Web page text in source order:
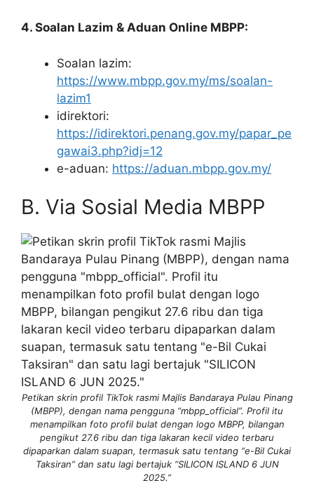
4. Soalan Lazim & Aduan Online MBPP:
Soalan lazim:
https://www.mbpp.gov.my/ms/soalan-
lazim1
idirektori:
https://idirektori.penang.gov.my/papar_pe
gawai3.php?idj=12
e-aduan: https://aduan.mbpp.gov.my/
B. Via Sosial Media MBPP
Petikan skrin profil TikTok rasmi Majlis Bandaraya Pulau Pinang
(MBPP), dengan nama pengguna “mbpp_official”. Profil itu
menampilkan foto profil bulat dengan logo MBPP, bilangan
pengikut 27.6 ribu dan tiga lakaran kecil video terbaru
dipaparkan dalam suapan, termasuk satu tentang “e-Bil Cukai
Taksiran” dan satu lagi bertajuk “SILICON ISLAND 6 JUN
2025.”